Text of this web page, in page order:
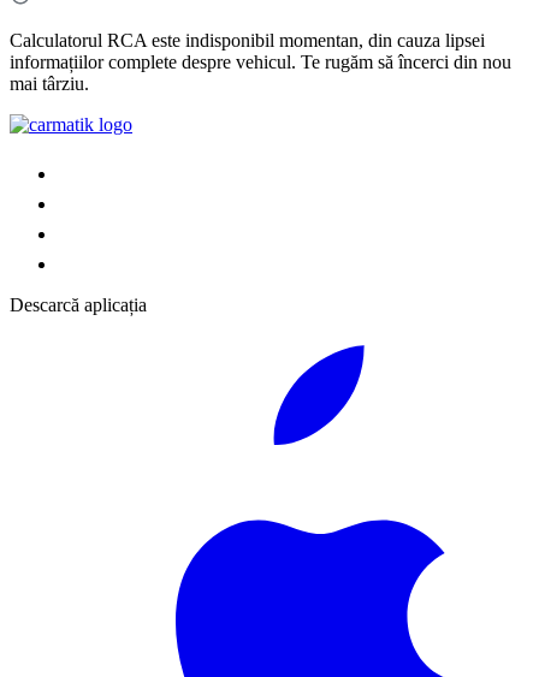
Calculatorul RCA este indisponibil momentan, din cauza lipsei
informațiilor complete despre vehicul. Te rugăm să încerci din nou
mai târziu.
Descarcă aplicația